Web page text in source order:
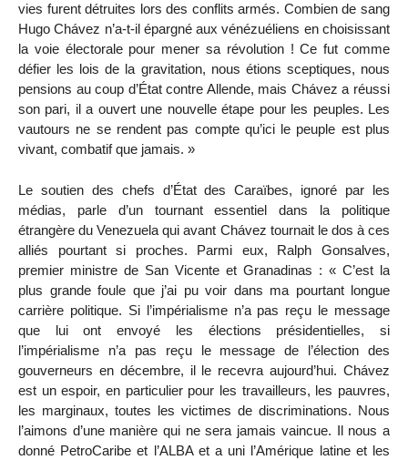
vies furent détruites lors des conflits armés. Combien de sang
Hugo Chávez n’a-t-il épargné aux vénézuéliens en choisissant
la voie électorale pour mener sa révolution ! Ce fut comme
défier les lois de la gravitation, nous étions sceptiques, nous
pensions au coup d’État contre Allende, mais Chávez a réussi
son pari, il a ouvert une nouvelle étape pour les peuples. Les
vautours ne se rendent pas compte qu’ici le peuple est plus
vivant, combatif que jamais. »
Le soutien des chefs d’État des Caraïbes, ignoré par les
médias, parle d’un tournant essentiel dans la politique
étrangère du Venezuela qui avant Chávez tournait le dos à ces
alliés pourtant si proches. Parmi eux, Ralph Gonsalves,
premier ministre de San Vicente et Granadinas : « C’est la
plus grande foule que j’ai pu voir dans ma pourtant longue
carrière politique. Si l’impérialisme n’a pas reçu le message
que lui ont envoyé les élections présidentielles, si
l’impérialisme n’a pas reçu le message de l’élection des
gouverneurs en décembre, il le recevra aujourd’hui. Chávez
est un espoir, en particulier pour les travailleurs, les pauvres,
les marginaux, toutes les victimes de discriminations. Nous
l’aimons d’une manière qui ne sera jamais vaincue. Il nous a
donné PetroCaribe et l’ALBA et a uni l’Amérique latine et les